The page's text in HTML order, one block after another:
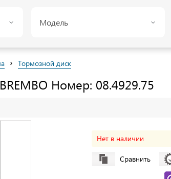
Модель
› Тормозной диск
BREMBO Номер: 08.4929.75
Нет в наличии
Сравнить